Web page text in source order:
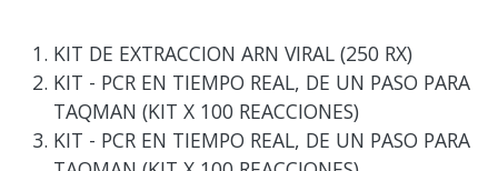
KIT DE EXTRACCION ARN VIRAL (250 RX)
KIT - PCR EN TIEMPO REAL, DE UN PASO PARA
TAQMAN (KIT X 100 REACCIONES)
KIT - PCR EN TIEMPO REAL, DE UN PASO PARA